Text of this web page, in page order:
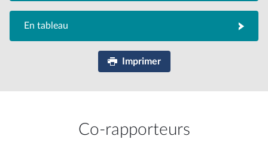
En tableau
Imprimer
Co-rapporteurs